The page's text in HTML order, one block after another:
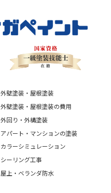
外壁塗装・屋根塗装
外壁塗装・屋根塗装の費用
外回り・外構塗装
アパート・マンションの塗装
カラーシミュレーション
シーリング工事
屋上・ベランダ防水